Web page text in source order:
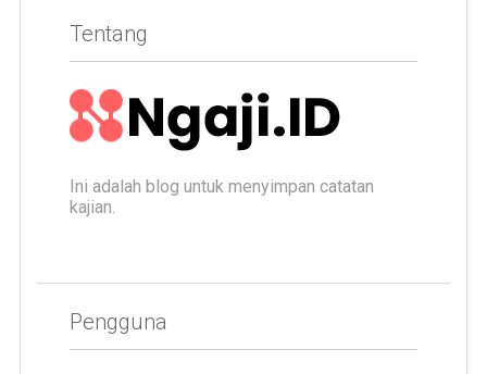
Tentang
Ini adalah blog untuk menyimpan catatan
kajian.
Pengguna